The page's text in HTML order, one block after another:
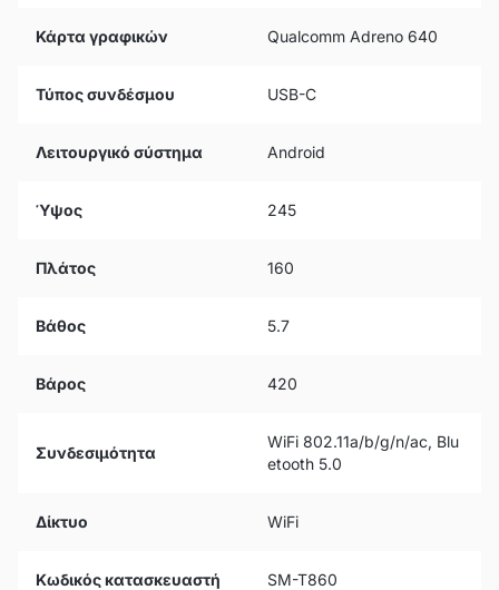
Κάρτα γραφικών Qualcomm Adreno 640
Τύπος συνδέσμου USB-C
Λειτουργικό σύστημα Android
Ύψος 245
Πλάτος 160
Βάθος 5.7
Βάρος 420
Συνδεσιμότητα
WiFi 802.11a/b/g/n/ac, Blu
etooth 5.0
Δίκτυο WiFi
Κωδικός κατασκευαστή SM-T860